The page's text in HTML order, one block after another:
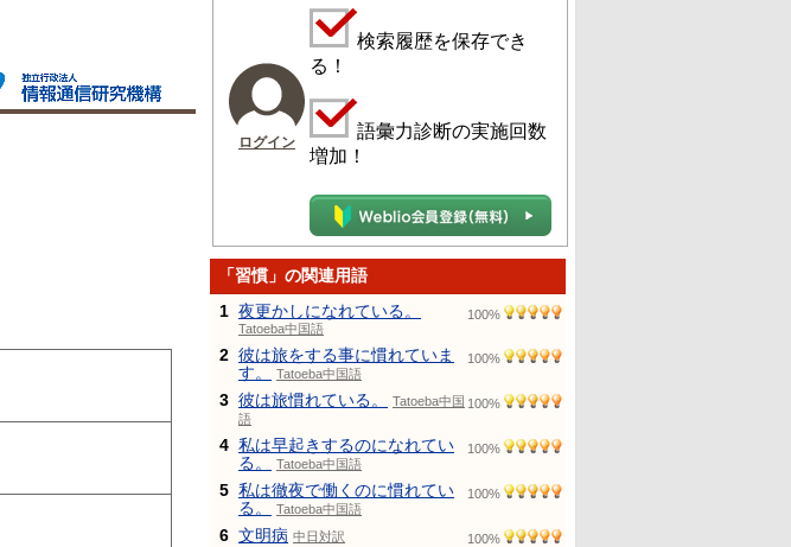
ログイン
検索履歴を保存でき
る！
語彙力診断の実施回数
増加！
「習慣」の関連用語
1 夜更かしになれている。
Tatoeba中国語
100%
2 彼は旅をする事に慣れていま
す。
Tatoeba中国語
100%
3 彼は旅慣れている。
Tatoeba中国
語
100%
4 私は早起きするのになれてい
る。
Tatoeba中国語
100%
5 私は徹夜で働くのに慣れてい
る。
Tatoeba中国語
100%
6 文明病 中日対訳 100%